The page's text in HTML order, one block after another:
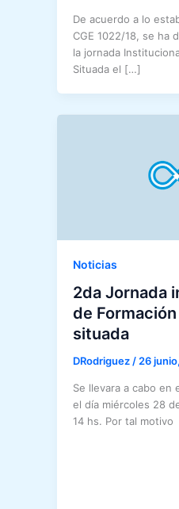
De acuerdo a lo
CGE 1022/18, se ha
la jornada
Situada el […]
Noticias
2da Jornada
de
situada
DRodriguez / 26
Se llevara a cabo en
el día miércoles 28
14 hs. Por tal motivo